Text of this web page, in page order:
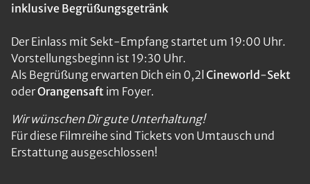
inklusive Begrüßungsgetränk
Der Einlass mit Sekt-Empfang startet um 19:00 Uhr.
Vorstellungsbeginn ist 19:30 Uhr.
Als Begrüßung erwarten Dich ein 0,2l Cineworld -Sekt
oderOrangensaft im Foyer.
Wir wünschen Dir gute Unterhaltung!
Für diese Filmreihe sind Tickets von Umtausch und
Erstattung ausgeschlossen!